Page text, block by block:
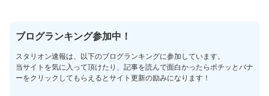
ブログランキング参加中！
スタリオン速報は、以下のブログランキングに参加しています。
当サイトを気に入って頂けたり、記事を読んで面白かったらポチッとバナ
ーをクリックしてもらえるとサイト更新の励みになります！